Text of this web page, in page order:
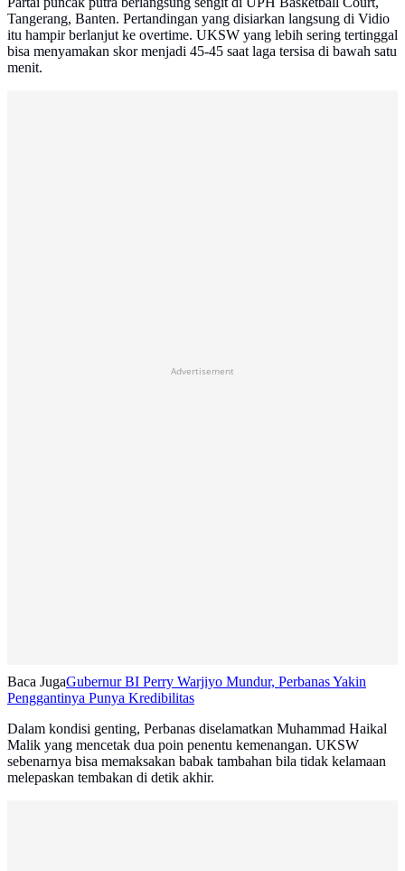
Tangerang, Banten. Pertandingan yang disiarkan langsung di Vidio
itu hampir berlanjut ke overtime. UKSW yang lebih sering tertinggal
bisa menyamakan skor menjadi 45-45 saat laga tersisa di bawah satu
menit.
Advertisement
Baca JugaGubernur BI Perry Warjiyo Mundur, Perbanas Yakin
Penggantinya Punya Kredibilitas
Dalam kondisi genting, Perbanas diselamatkan Muhammad Haikal
Malik yang mencetak dua poin penentu kemenangan. UKSW
sebenarnya bisa memaksakan babak tambahan bila tidak kelamaan
melepaskan tembakan di detik akhir.